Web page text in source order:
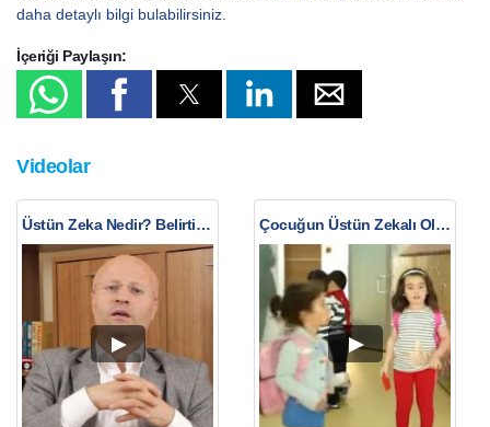
daha detaylı bilgi bulabilirsiniz.
İçeriği Paylaşın:
Videolar
Üstün Zeka Nedir? Belirtileri Nelerdir? Çocuğun Üstün Zekalı Olduğu Nasıl Anlaşılır?